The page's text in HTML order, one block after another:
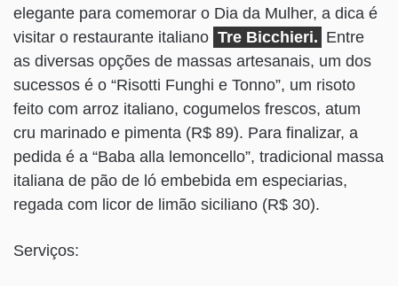
elegante para comemorar o Dia da Mulher, a dica é
visitar o restaurante italiano Tre Bicchieri. Entre
as diversas opções de massas artesanais, um dos
sucessos é o “Risotti Funghi e Tonno”, um risoto
feito com arroz italiano, cogumelos frescos, atum
cru marinado e pimenta (R$ 89). Para finalizar, a
pedida é a “Baba alla lemoncello”, tradicional massa
italiana de pão de ló embebida em especiarias,
regada com licor de limão siciliano (R$ 30).
Serviços: